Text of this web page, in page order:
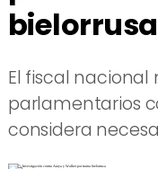
bielorrusa
El fiscal nacional
parlamentarios
considera